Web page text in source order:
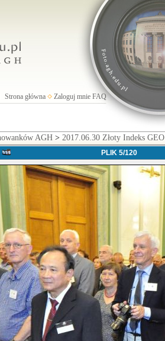
Strona główna Zaloguj mnie FAQ
AGH> 2017.06.30 Złoty Indeks GEO
PLIK 5/120